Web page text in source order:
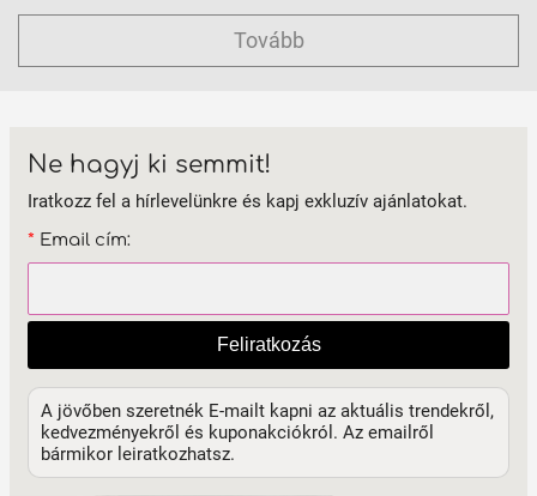
Tovább
Ne hagyj ki semmit!
Iratkozz fel a hírlevelünkre és kapj exkluzív ajánlatokat.
* Email cím:
Feliratkozás
A jövőben szeretnék E-mailt kapni az aktuális trendekről,
kedvezményekről és kuponakciókról. Az emailről
bármikor leiratkozhatsz.